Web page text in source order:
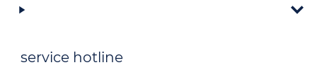
service hotline